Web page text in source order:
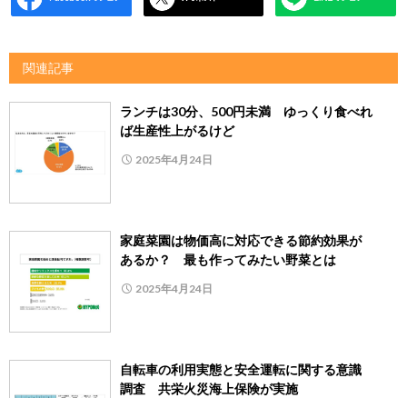
関連記事
ランチは30分、500円未満 ゆっくり食べれ
ば生産性上がるけど
2025年4月24日
家庭菜園は物価高に対応できる節約効果が
あるか？ 最も作ってみたい野菜とは
2025年4月24日
自転車の利用実態と安全運転に関する意識
調査 共栄火災海上保険が実施